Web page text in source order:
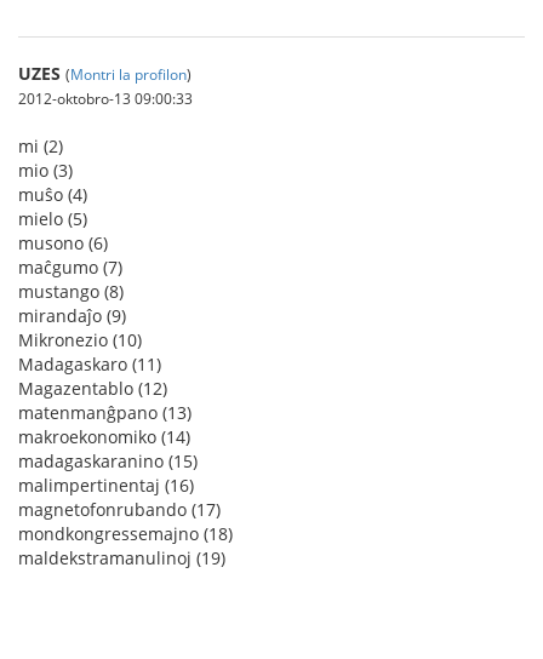
UZES (Montri la profilon)
2012-oktobro-13 09:00:33
mi (2)
mio (3)
muŝo (4)
mielo (5)
musono (6)
maĉgumo (7)
mustango (8)
mirandaĵo (9)
Mikronezio (10)
Madagaskaro (11)
Magazentablo (12)
matenmanĝpano (13)
makroekonomiko (14)
madagaskaranino (15)
malimpertinentaj (16)
magnetofonrubando (17)
mondkongressemajno (18)
maldekstramanulinoj (19)